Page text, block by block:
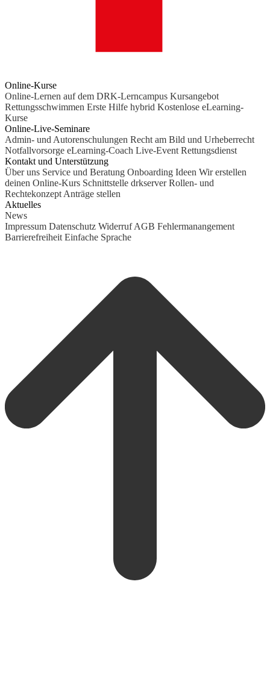
Online-Kurse
Online-Lernen auf dem DRK-Lerncampus Kursangebot
Rettungsschwimmen Erste Hilfe hybrid Kostenlose eLearning-
Kurse
Online-Live-Seminare
Admin- und Autorenschulungen Recht am Bild und Urheberrecht
Notfallvorsorge eLearning-Coach Live-Event Rettungsdienst
Kontakt und Unterstützung
Über uns Service und Beratung Onboarding Ideen Wir erstellen
deinen Online-Kurs Schnittstelle drkserver Rollen- und
Rechtekonzept Anträge stellen
Aktuelles
News
Impressum Datenschutz Widerruf AGB Fehlermanangement
Barrierefreiheit Einfache Sprache